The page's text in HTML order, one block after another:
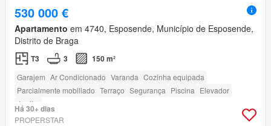
530 000 €
Apartamento em 4740, Esposende, Município de Esposende,
Distrito de Braga
T3 3 150 m²
Garajem Ar Condicionado Varanda Cozinha equipada
Parcialmente mobiliado Terraço Segurança Piscina Elevador
Jardim
Há 30+ dias
PROPERSTAR